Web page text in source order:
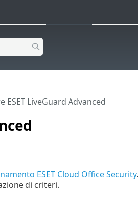
ESET LiveGuard Advanced
ESET Cloud Office Security
di criteri.